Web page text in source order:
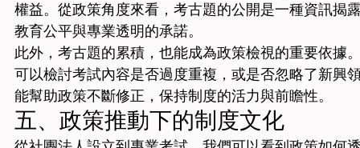
權益。從政策角度來看，考古題的公開是一種資訊揭
教育公平與專業透明的承諾。
此外，考古題的累積，也能成為政策檢視的重要依據
可以檢討考試內容是否過度重複，或是否忽略了新興
能幫助政策不斷修正，保持制度的活力與前瞻性。
五、政策推動下的制度文化